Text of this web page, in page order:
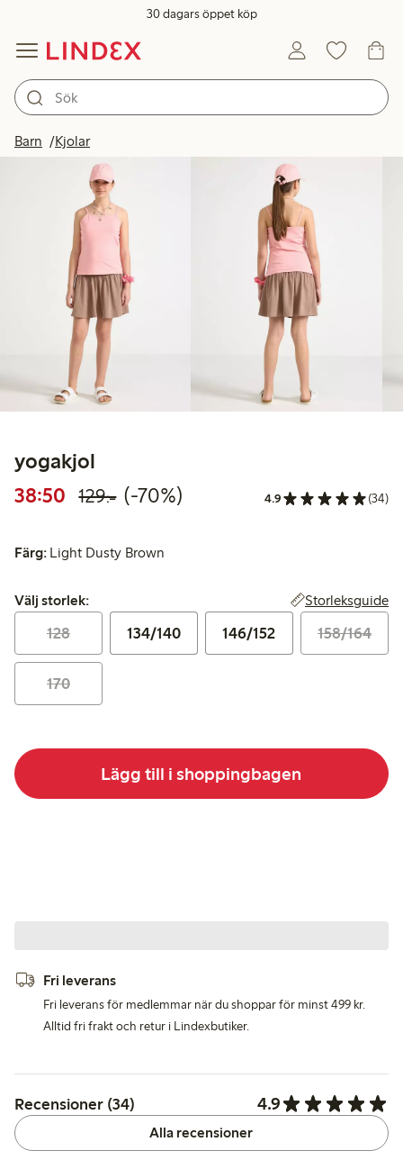
30 dagars öppet köp
Barn Kjolar
yogakjol
38:50 Rabatterat pris: 38,50 kr
129:-Ordinarie pris: 129,00 kr
70% rabatt
(-70%) 4.9 (34)
Färg: Light Dusty Brown
Välj storlek:
Välj storlek: Storleksguide
128 134/140 146/152 158/164
170
Lägg till i shoppingbagen
Fri leverans
Fri leverans för medlemmar när du shoppar för minst 499 kr.
Alltid fri frakt och retur i Lindexbutiker.
Recensioner (34) 4.9
Alla recensioner